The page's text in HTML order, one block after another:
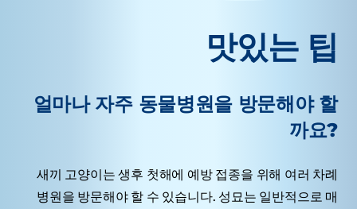
맛있는 팁
얼마나 자주 동물병원을 방문해야 할
까요?
새끼 고양이는 생후 첫해에 예방 접종을 위해 여러 차례
병원을 방문해야 할 수 있습니다. 성묘는 일반적으로 매